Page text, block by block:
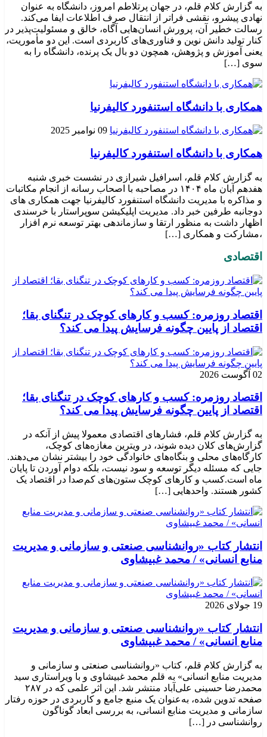
به گزارش کلام قلم، در جهان پرتلاطم امروز، دانشگاه به عنوان
نهادی پیشرو، نقشی فراتر از انتقال صرف اطلاعات ایفا می‌کند.
رسالت خطیر آن، پرورش انسان‌هایی آگاه، خالق و مسئولیت‌پذیر در
کنار تولید دانش نوین و فناوری‌های کاربردی است. این دو مأموریت،
یعنی آموزش و پژوهش، همچون دو بال یک پرنده، دانشگاه را به
سوی […]
همکاری با دانشگاه استنفورد کالیفرنیا
09 نوامبر 2025
همکاری با دانشگاه استنفورد کالیفرنیا
به گزارش کلام قلم، اسرافیل شیرازی در نشست خبری شنبه
هفدهم آبان ماه ۱۴۰۴ در مصاحبه با اصحاب رسانه از انجام مکاتبات
و مذاکره با مدیریت دانشگاه استنفورد کالیفرنیا جهت همکاری های
دوجانبه طرفین خبر داد. مدیریت اپلیکیشن سوپراستار با خرسندی
اظهار داشت به منظور ارتقا و سازماندهی بهتر توسعه نرم افزار
،مشارکت و همکاری […]
اقتصادی
اقتصاد روزمره: کسب‌ و کارهای کوچک در تنگنای بقا؛
اقتصاد از پایین چگونه فرسایش پیدا می کند؟
02 آگوست 2026
اقتصاد روزمره: کسب‌ و کارهای کوچک در تنگنای بقا؛
اقتصاد از پایین چگونه فرسایش پیدا می کند؟
به گزارش کلام قلم، فشارهای اقتصادی معمولا پیش از آنکه در
گزارش‌های کلان دیده شوند، در ویترین مغازه‌های کوچک،
کارگاه‌های محلی و بنگاه‌های خانوادگی خود را بیشتر نشان می‌دهند.
جایی که مسئله دیگر توسعه و سود نیست، بلکه دوام آوردن تا پایان
ماه است.کسب‌ و کارهای کوچک ستون‌های کم‌صدا در اقتصاد یک
کشور هستند. واحدهایی […]
انتشار کتاب «روانشناسی صنعتی و سازمانی و مدیریت
منابع انسانی» / محمد غبیشاوی
19 جولای 2026
انتشار کتاب «روانشناسی صنعتی و سازمانی و مدیریت
منابع انسانی» / محمد غبیشاوی
به گزارش کلام قلم، کتاب «روانشناسی صنعتی و سازمانی و
مدیریت منابع انسانی» به قلم محمد غبیشاوی و با ویراستاری سید
محمدرضا حسینی علی‌آباد منتشر شد. این اثر علمی که در ۲۸۷
صفحه تدوین شده، به‌عنوان یک منبع جامع و کاربردی در حوزه رفتار
سازمانی و مدیریت منابع انسانی، به بررسی ابعاد گوناگون
روانشناسی در […]